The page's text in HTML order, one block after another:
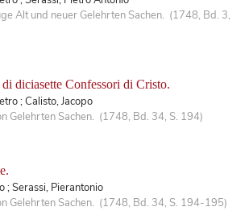
Alt und neuer Gelehrten Sachen. (1748, Bd. 3,
diciasette Confessori di Cristo.
; Calisto, Jacopo
Gelehrten Sachen. (1748, Bd. 34, S. 194)
; Serassi, Pierantonio
Gelehrten Sachen. (1748, Bd. 34, S. 194-195)